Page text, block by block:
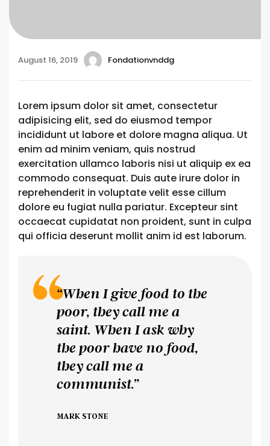
August 16, 2019 Fondationvnddg
Lorem ipsum dolor sit amet, consectetur
adipisicing elit, sed do eiusmod tempor
incididunt ut labore et dolore magna aliqua. Ut
enim ad minim veniam, quis nostrud
exercitation ullamco laboris nisi ut aliquip ex ea
commodo consequat. Duis aute irure dolor in
reprehenderit in voluptate velit esse cillum
dolore eu fugiat nulla pariatur. Excepteur sint
occaecat cupidatat non proident, sunt in culpa
qui officia deserunt mollit anim id est laborum.
“When I give food to the
poor, they call me a
saint. When I ask why
the poor have no food,
they call me a
communist.”
MARK STONE